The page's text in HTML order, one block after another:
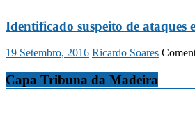
Identificado suspeito de ataques
19 Setembro, 2016 Ricardo Soares
Capa Tribuna da Madeira